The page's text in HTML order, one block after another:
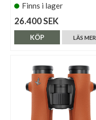
Finns i lager
26.400 SEK
LÄS MER
KÖP